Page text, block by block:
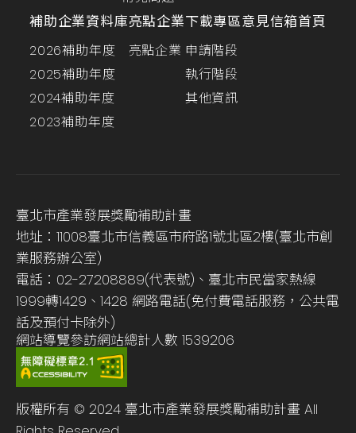
補助企業資料庫
2026補助年度
2025補助年度
2024補助年度
2023補助年度
亮點企業
亮點企業
下載專區
申請階段
執行階段
其他資訊
意見信箱首頁
臺北市產業發展獎勵補助計畫
地址：11008臺北市信義區市府路1號北區2樓(臺北市創
業服務辦公室)
電話：02-27208889(代表號)、臺北市民當家熱線
1999轉1429、1428 網路電話(免付費電話服務，公共電
話及預付卡除外)
網站導覽參訪網站總計人數 1539206
版權所有 © 2024 臺北市產業發展獎勵補助計畫 All